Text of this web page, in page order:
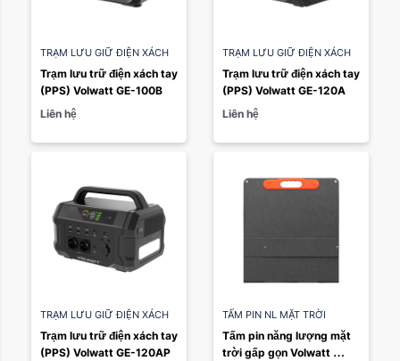
TRẠM LƯU GIỮ ĐIỆN XÁCH
Trạm lưu trữ điện xách tay
(PPS) Volwatt GE-100B
Liên hệ
TRẠM LƯU GIỮ ĐIỆN XÁCH
Trạm lưu trữ điện xách tay
(PPS) Volwatt GE-120A
Liên hệ
TRẠM LƯU GIỮ ĐIỆN XÁCH
Trạm lưu trữ điện xách tay
(PPS) Volwatt GE-120AP
TẤM PIN NL MẶT TRỜI
Tấm pin năng lượng mặt
trời gấp gọn Volwatt